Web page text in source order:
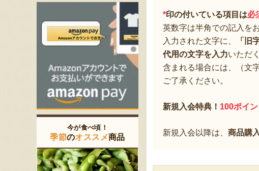
*印の付いている項目は必
英数字は半角での記入を
入力された文字に、
「旧
代用の文字を入力いただ
含まれる場合には、（文
ご了承ください。
新規入会特典！ 100ポイン
新規入会以降は、 商品購
今が食べ頃！
季節のオススメ商品